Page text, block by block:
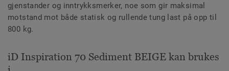
gjenstander og inntrykksmerker, noe som gir maksimal
motstand mot både statisk og rullende tung last på opp til
800 kg.
iD Inspiration 70 Sediment BEIGE kan brukes